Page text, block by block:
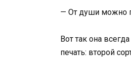
— От души можно
Вот так она
печать: второй